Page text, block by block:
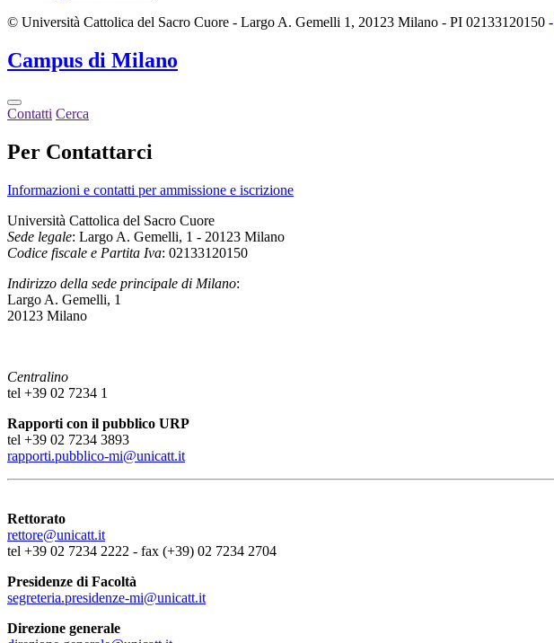
© Università Cattolica del Sacro Cuore - Largo A. Gemelli 1, 20123 Milano - PI 02133120150 -
Campus di Milano
Contatti Cerca
Per Contattarci
Informazioni e contatti per ammissione e iscrizione
Università Cattolica del Sacro Cuore
Sede legale: Largo A. Gemelli, 1 - 20123 Milano
Codice fiscale e Partita Iva: 02133120150
Indirizzo della sede principale di Milano:
Largo A. Gemelli, 1
20123 Milano
Centralino
tel +39 02 7234 1
Rapporti con il pubblico URP
tel +39 02 7234 3893
rapporti.pubblico-mi@unicatt.it
Rettorato
rettore@unicatt.it
tel +39 02 7234 2222 - fax (+39) 02 7234 2704
Presidenze di Facoltà
segreteria.presidenze-mi@unicatt.it
Direzione generale